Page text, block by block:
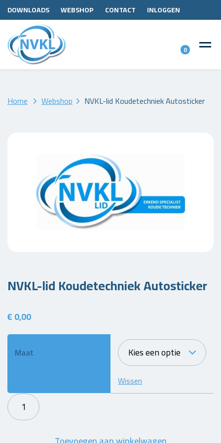
DOWNLOADS WEBSHOP CONTACT INLOGGEN
0
Home Webshop NVKL-lid Koudetechniek Autosticker
NVKL-lid Koudetechniek Autosticker
€0,00
Maat
Wissen
NVKL-
lid